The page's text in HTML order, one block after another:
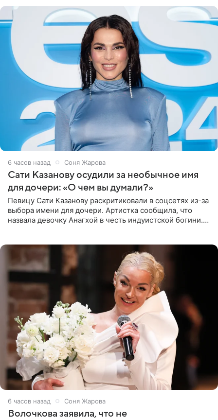
6 часов назад Соня Жарова
Сати Казанову осудили за необычное имя
для дочери: «О чем вы думали?»
Певицу Сати Казанову раскритиковали в соцсетях из-за
выбора имени для дочери. Артистка сообщила, что
назвала девочку Анагхой в честь индуистской богини.
6 часов назад Соня Жарова
Волочкова заявила, что не